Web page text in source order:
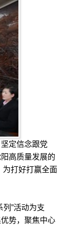
定信念跟党
高质量发展的
为打好打赢全面
”活动为支
势，聚焦中心